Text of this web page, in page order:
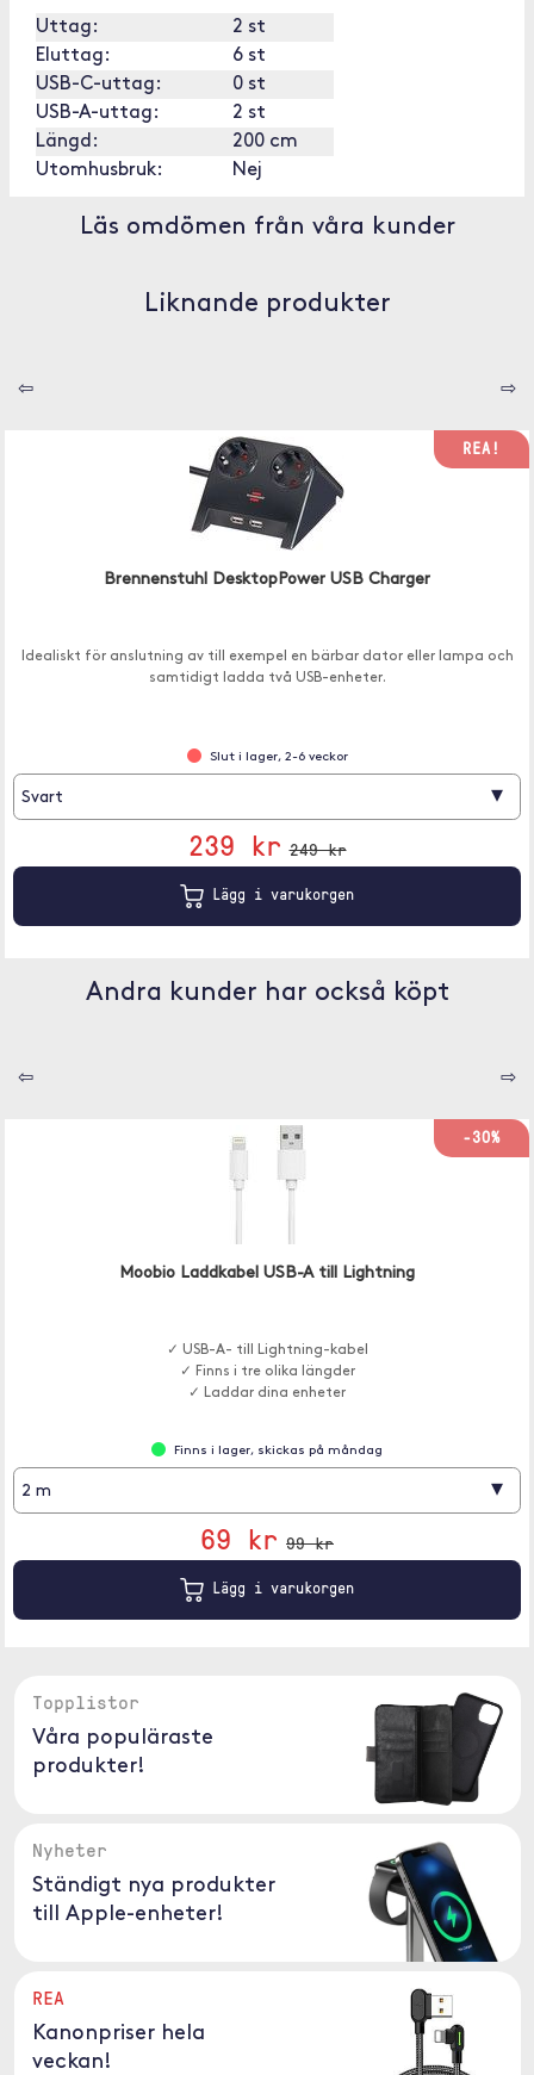
Uttag:
2 st
Eluttag:
6 st
USB-C-uttag:
0 st
USB-A-uttag:
2 st
Längd:
200 cm
Utomhusbruk:
Nej
Läs omdömen från våra kunder
Liknande produkter
⇦ ⇨
REA!
Brennenstuhl DesktopPower USB Charger
Idealiskt för anslutning av till exempel en bärbar dator eller lampa och
samtidigt ladda två USB-enheter.
Slut i lager, 2-6 veckor
Svart ▾
239 kr 249 kr
Lägg i varukorgen
Andra kunder har också köpt
⇦ ⇨
-30%
Moobio Laddkabel USB-A till Lightning
✓ USB-A- till Lightning-kabel
✓ Finns i tre olika längder
✓ Laddar dina enheter
Finns i lager, skickas på måndag
2 m ▾
69 kr 99 kr
Lägg i varukorgen
Topplistor
Våra populäraste
produkter!
Nyheter
Ständigt nya produkter
till Apple-enheter!
REA
Kanonpriser hela
veckan!